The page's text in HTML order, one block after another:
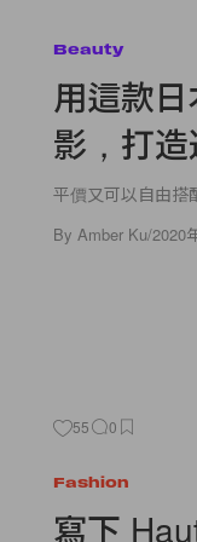
Beauty
用這款
影，打造
平價又可以自由搭
By Amber Ku/2020
55 0
Fashion
寫下